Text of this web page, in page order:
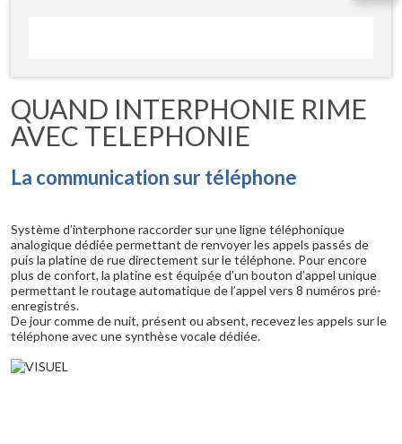
QUAND INTERPHONIE RIME
AVEC TELEPHONIE
La communication sur téléphone
Système d’interphone raccorder sur une ligne téléphonique
analogique dédiée permettant de renvoyer les appels passés de
puis la platine de rue directement sur le téléphone. Pour encore
plus de confort, la platine est équipée d’un bouton d’appel unique
permettant le routage automatique de l’appel vers 8 numéros pré-
enregistrés.
De jour comme de nuit, présent ou absent, recevez les appels sur le
téléphone avec une synthèse vocale dédiée.